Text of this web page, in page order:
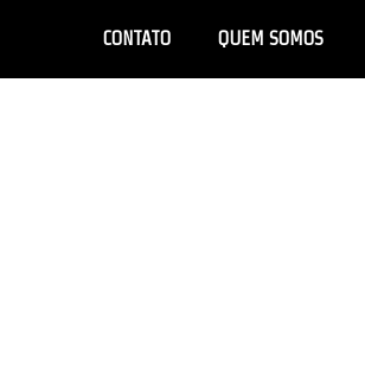
CONTATO QUEM SOMOS